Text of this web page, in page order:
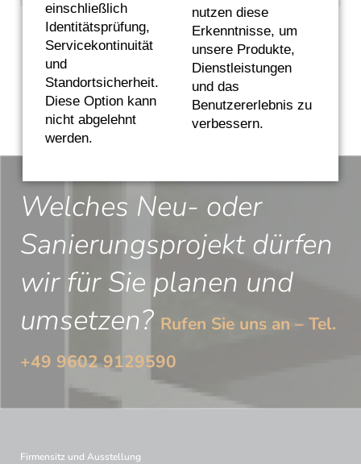
Zurück zur Übersicht
Welches Neu- oder
Sanierungsprojekt dürfen
wir für Sie planen und
umsetzen? Rufen Sie uns an – Tel.
+49 9602 9129590
Firmensitz und Ausstellung
einschließlich
Identitätsprüfung,
Servicekontinuität
und
Standortsicherheit.
Diese Option kann
nicht abgelehnt
werden.
nutzen diese
Erkenntnisse, um
unsere Produkte,
Dienstleistungen
und das
Benutzererlebnis zu
verbessern.